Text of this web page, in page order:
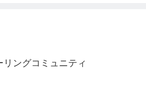
リングコミュニティ